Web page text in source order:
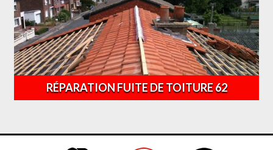
RÉPARATION FUITE DE TOITURE 62